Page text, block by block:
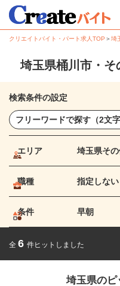
クリエイトバイト・パート求人TOP ＞埼
埼玉県桶川市・そ
検索条件の設定
エリア 埼玉県そ
職種 指定しない
条件 早朝
全 6 件ヒットしました
埼玉県のピ